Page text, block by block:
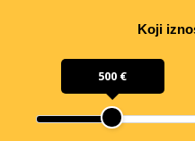
Koji
500 €